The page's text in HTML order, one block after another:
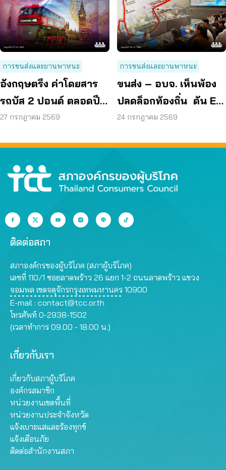
การขนส่งและยานพาหนะ
อังกฤษตรึง ค่าโดยสาร
รถบัส 2 ปอนด์ ตลอดปี
70 ลดค่าครองชีพ
27 กรกฎาคม 2569
การขนส่งและยานพาหนะ
ขนส่ง – อบจ. เห็นพ้อง
ปลดล็อกท้องถิ่น ดัน EV
Bus อยุธยา
24 กรกฎาคม 2569
ติดต่อสภา
สภาองค์กรของผู้บริโภค (สภาผู้บริโภค)
เลขที่ 110/1 ซอยลาดพร้าว 26 แยก 1-2 ถนนลาดพร้าว แขวง
จอมพล เขตจตุจักรกรุงเทพมหานคร 10900
E-mail : contact@tcc.or.th
โทรศัพท์ 0-2938-1502
(เวลาทำการ 09.00 - 18.00 น.)
เกี่ยวกับเรา
เกี่ยวกับสภาผู้บริโภค
องค์กรสมาชิก
หน่วยงานเขตพื้นที่
หน่วยงานประจำจังหวัด
แจ้งเบาะแสและร้องทุกข์
แจ้งเตือนภัย
ติดต่อสำนักงานสภา